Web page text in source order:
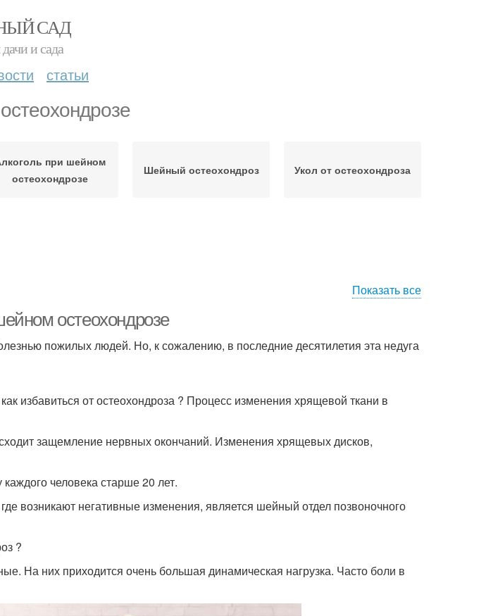
САД
и сада
статьи
при шейном
остеохондрозе
Шейный остеохондроз Укол от остеохондроза
Показать все
остеохондрозе
пожилых людей. Но, к сожалению, в последние десятилетия эта недуга
избавиться от остеохондроза ? Процесс изменения хрящевой ткани в
защемление нервных окончаний. Изменения хрящевых дисков,
человека старше 20 лет.
возникают негативные изменения, является шейный отдел позвоночного
?
На них приходится очень большая динамическая нагрузка. Часто боли в